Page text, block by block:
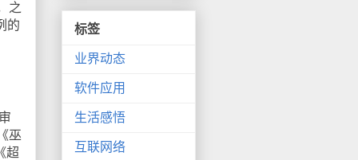
之
的
巫
超
标签
业界动态
软件应用
生活感悟
互联网络